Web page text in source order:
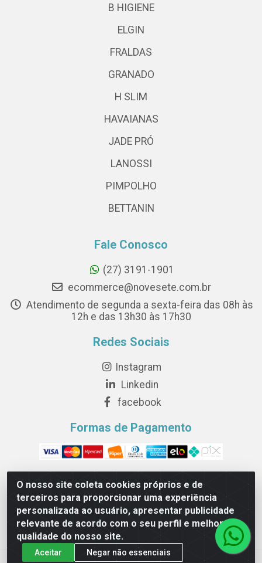
O nosso site coleta cookies próprios e de
terceiros para proporcionar uma experiência
personalizada ao usuário, apresentar publicidade
relevante de acordo com o seu perfil e melhorar a
qualidade do nosso site.
Aceitar Negar não essenciais
B HIGIENE
ELGIN
FRALDAS
GRANADO
H SLIM
HAVAIANAS
JADE PRÓ
LANOSSI
PIMPOLHO
BETTANIN
Fale Conosco
(27) 3191-1901
ecommerce@novesete.com.br
Atendimento de segunda a sexta-feira das 08h às
12h e das 13h30 às 17h30
Redes Sociais
Instagram
Linkedin
facebook
Formas de Pagamento
Novesete Distribuidora LTDA - Avenida Setecentos, S/N,
Terminal Intermodal da Serra, Serra/ES - CEP 29161-414 -
CNPJ 29.479.604/0001-44